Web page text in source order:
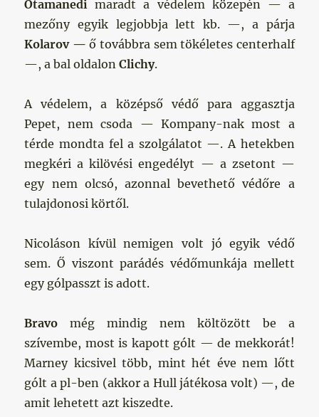
Otamanedi maradt a védelem közepén — a
mezőny egyik legjobbja lett kb. —, a párja
Kolarov — ő továbbra sem tökéletes centerhalf
—, a bal oldalonClichy.
A védelem, a középső védő para aggasztja
Pepet, nem csoda — Kompany-nak most a
térde mondta fel a szolgálatot —. A hetekben
megkéri a kilövési engedélyt — a zsetont —
egy nem olcsó, azonnal bevethető védőre a
tulajdonosi körtől.
Nicoláson kívül nemigen volt jó egyik védő
sem. Ő viszont parádés védőmunkája mellett
egy gólpasszt is adott.
Bravo még mindig nem költözött be a
szívembe, most is kapott gólt — de mekkorát!
Marney kicsivel több, mint hét éve nem lőtt
gólt a pl-ben (akkor a Hull játékosa volt) —, de
amit lehetett azt kiszedte.